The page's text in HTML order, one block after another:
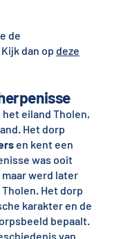
de
dan op deze
eiland Tholen,
Het dorp
en kent een
was ooit
werd later
Het dorp
karakter en de
bepaalt.
van